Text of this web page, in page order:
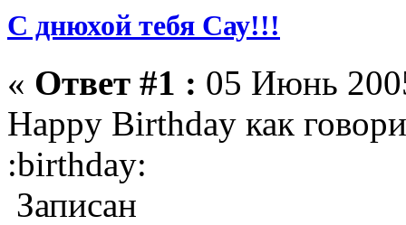
С днюхой тебя Сау!!!
« Ответ #1 : 05 Июнь
Happy Birthday как
:birthday:
Записан